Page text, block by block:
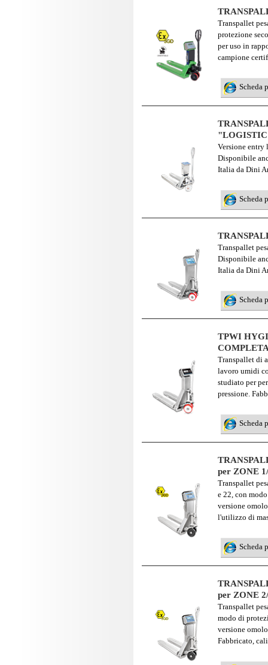
Transpallet
protezione
per uso in
campione
Scheda
Versione entry
Disponibile
Italia da Dini
Scheda
Transpallet
Disponibile
Italia da Dini
Scheda
TPWI
Transpallet di
lavoro umidi
studiato per
pressione.
Scheda
per ZONE
Transpallet
e 22, con
versione
l'utilizzo di
Scheda
per ZONE
Transpallet
modo di
versione
Fabbricato,